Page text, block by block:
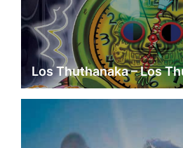
Los Thuthanaka – Los